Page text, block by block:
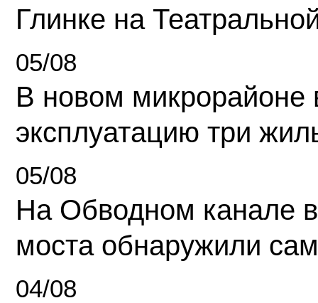
Глинке на
05/08
В новом микрорайоне
эксплуатацию три
05/08
На Обводном канале
моста обнаружили
04/08